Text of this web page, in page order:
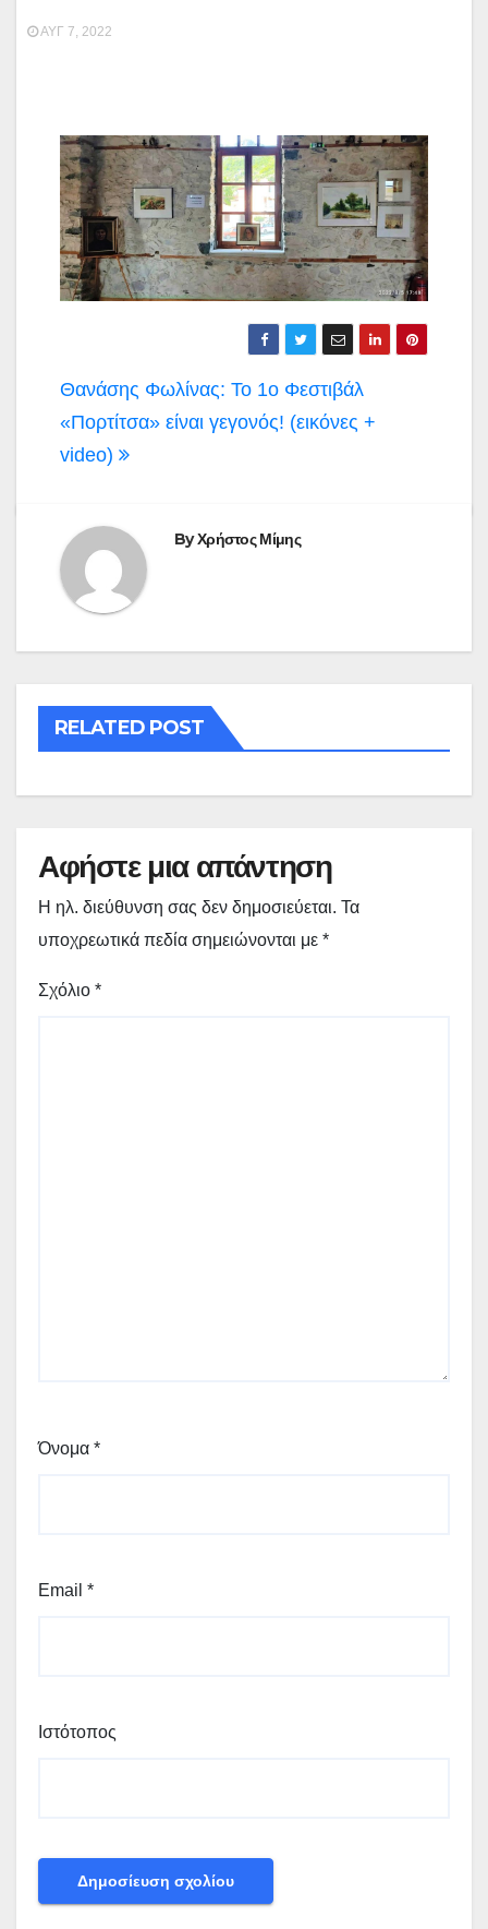
ΑΥΓ 7, 2022
Πλοήγηση
άρθρων
Θανάσης Φωλίνας: Το 1ο Φεστιβάλ
«Πορτίτσα» είναι γεγονός! (εικόνες +
video)
ByΧρήστος Μίμης
RELATED POST
Αφήστε μια απάντηση
Η ηλ. διεύθυνση σας δεν δημοσιεύεται. Τα
υποχρεωτικά πεδία σημειώνονται με *
Σχόλιο *
Όνομα *
Email *
Ιστότοπος